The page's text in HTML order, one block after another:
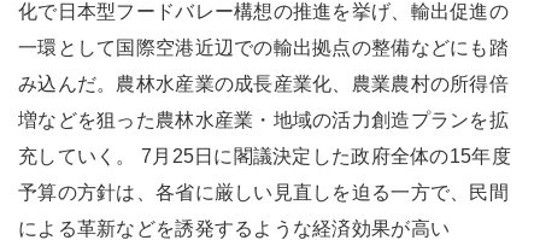
化で日本型フードバレー構想の推進を挙げ、輸出促進の
一環として国際空港近辺での輸出拠点の整備などにも踏
み込んだ。農林水産業の成長産業化、農業農村の所得倍
増などを狙った農林水産業・地域の活力創造プランを拡
充していく。 7月25日に閣議決定した政府全体の15年度
予算の方針は、各省に厳しい見直しを迫る一方で、民間
による革新などを誘発するような経済効果が高い